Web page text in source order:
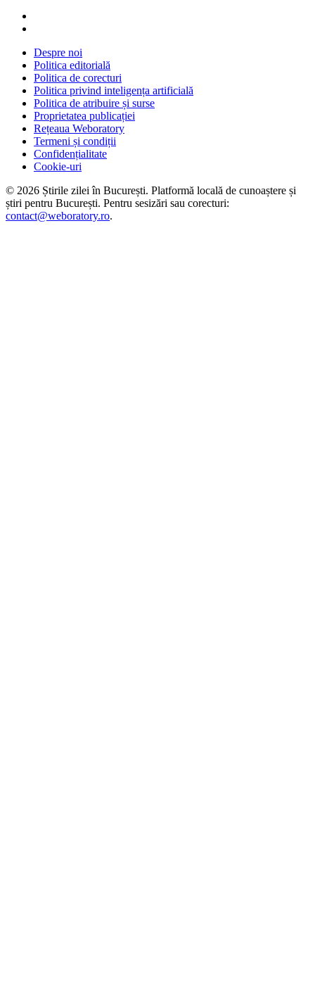
Despre noi
Politica editorială
Politica de corecturi
Politica privind inteligența artificială
Politica de atribuire și surse
Proprietatea publicației
Rețeaua Weboratory
Termeni și condiții
Confidențialitate
Cookie-uri
© 2026 Știrile zilei în București. Platformă locală de cunoaștere și
știri pentru București. Pentru sesizări sau corecturi:
contact@weboratory.ro.